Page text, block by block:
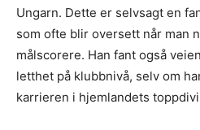
Ungarn. Dette er selvsagt en
som ofte blir oversett når man
målscorere. Han fant også
letthet på klubbnivå, selv om
karrieren i hjemlandets